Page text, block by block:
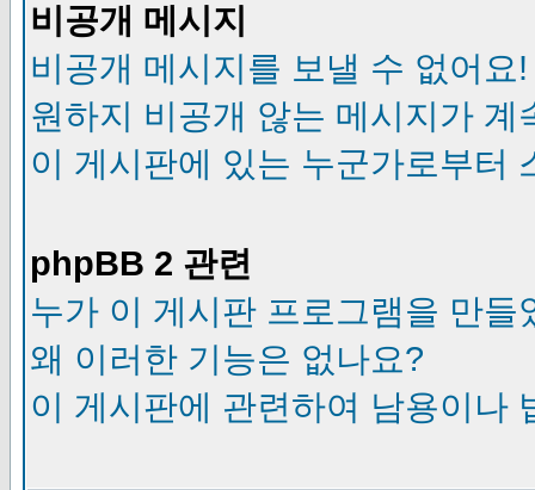
비공개 메시지
비공개 메시지를 보낼 수 없어요!
원하지 비공개 않는 메시지가 계
이 게시판에 있는 누군가로부터
phpBB 2 관련
누가 이 게시판 프로그램을 만들
왜 이러한 기능은 없나요?
이 게시판에 관련하여 남용이나